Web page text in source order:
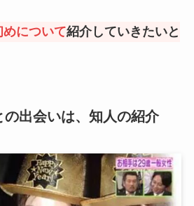
めについて紹介していきたいと
の出会いは、知人の紹介